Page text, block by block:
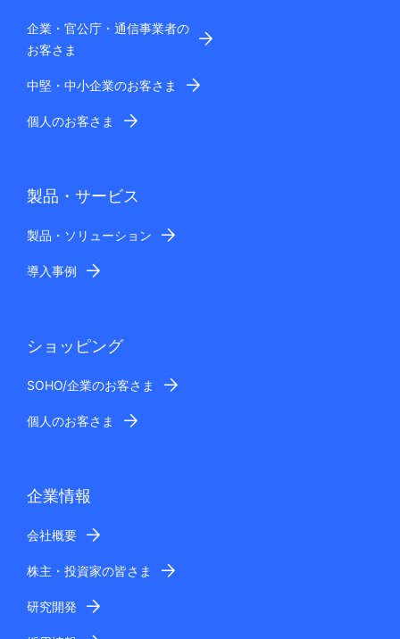
企業・官公庁・通信事業者の
お客さま
中堅・中小企業のお客さま
個人のお客さま
製品・サービス
製品・ソリューション
導入事例
ショッピング
SOHO/企業のお客さま
個人のお客さま
企業情報
会社概要
株主・投資家の皆さま
研究開発